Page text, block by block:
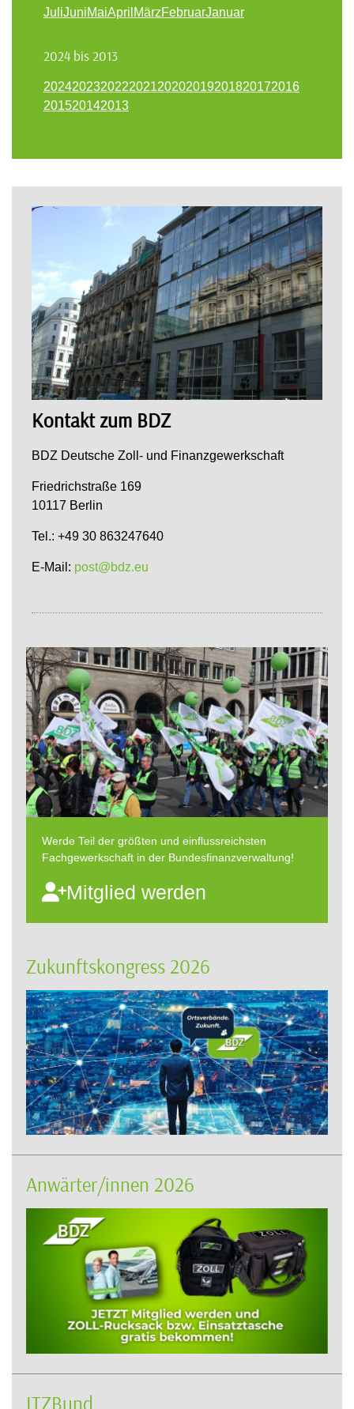
JuliJuniMaiApril MärzFebruarJanuar
2024 bis 2013
202420232022202120202019201820172016
201520142013
Kontakt zum BDZ
BDZ Deutsche Zoll- und Finanzgewerkschaft
Friedrichstraße 169
10117 Berlin
Tel.: +49 30 863247640
E-Mail: post@bdz.eu
Werde Teil der größten und einflussreichsten
Fachgewerkschaft in der Bundesfinanzverwaltung!
Mitglied werden
Zukunftskongress 2026
Anwärter/innen 2026
ITZBund